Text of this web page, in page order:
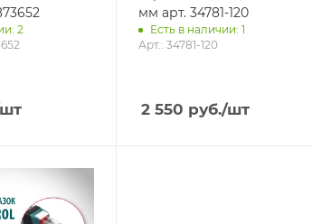
2
мм арт. 34781-120
Есть в наличии: 1
Арт.: 34781-120
2 550 руб./шт